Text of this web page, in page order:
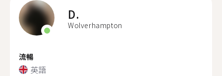
D.
Wolverhampton
流暢
英語